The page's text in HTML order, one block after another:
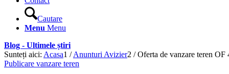
Cautare
Menu Menu
Blog - Ultimele știri
Sunteți aici: Acasa1 / Anunturi Avizier2 / Oferta de vanzare teren OF
Publicare vanzare teren